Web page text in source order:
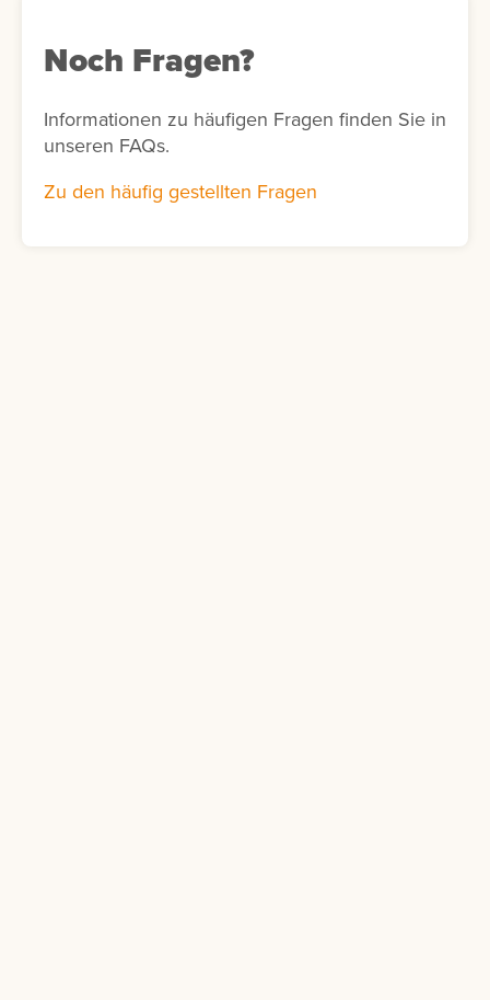
Noch Fragen?
Informationen zu häufigen Fragen finden Sie in
unseren FAQs.
Zu den häufig gestellten Fragen